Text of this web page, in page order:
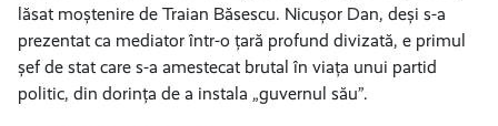
lăsat moștenire de Traian Băsescu. Nicușor Dan, deși s-a
prezentat ca mediator într-o țară profund divizată, e primul
șef de stat care s-a amestecat brutal în viața unui partid
politic, din dorința de a instala „guvernul său”.